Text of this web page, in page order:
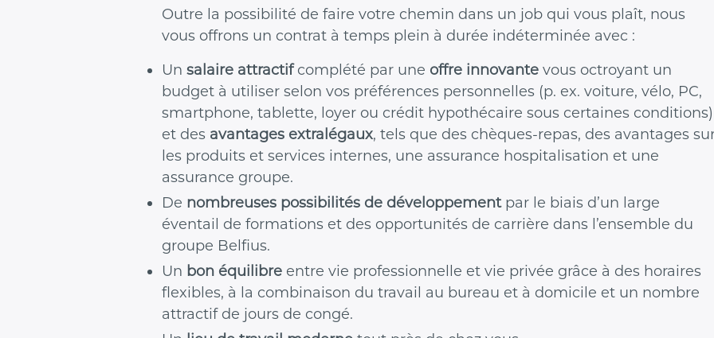
Outre la possibilité de faire votre chemin dans un job qui vous plaît, nous
vous offrons un contrat à temps plein à durée indéterminée avec :
Un salaire attractifcomplété par une offre innovante vous octroyant un
budget à utiliser selon vos préférences personnelles (p. ex. voiture, vélo, PC,
smartphone, tablette, loyer ou crédit hypothécaire sous certaines conditions)
et des avantages extralégaux, tels que des chèques-repas, des avantages
les produits et services internes, une assurance hospitalisation et une
assurance groupe.
De nombreuses possibilités de développementpar le biais d’un large
éventail de formations et des opportunités de carrière dans l’ensemble du
groupe Belfius.
Un bon équilibre entre vie professionnelle et vie privée grâce à des horaires
flexibles, à la combinaison du travail au bureau et à domicile et un nombre
attractif de jours de congé.